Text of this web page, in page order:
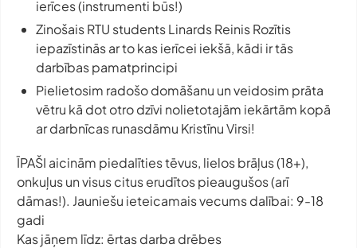
ierīces (instrumenti būs!)
Zinošais RTU students Linards Reinis Rozītis
iepazīstinās ar to kas ierīcei iekšā, kādi ir tās
darbības pamatprincipi
Pielietosim radošo domāšanu un veidosim prāta
vētru kā dot otro dzīvi nolietotajām iekārtām kopā
ar darbnīcas runasdāmu Kristīnu Virsi!
ĪPAŠI aicinām piedalīties tēvus, lielos brāļus (18+),
onkuļus un visus citus erudītos pieaugušos (arī
dāmas!). Jauniešu ieteicamais vecums dalībai: 9-18
gadi
Kas jāņem līdz: ērtas darba drēbes